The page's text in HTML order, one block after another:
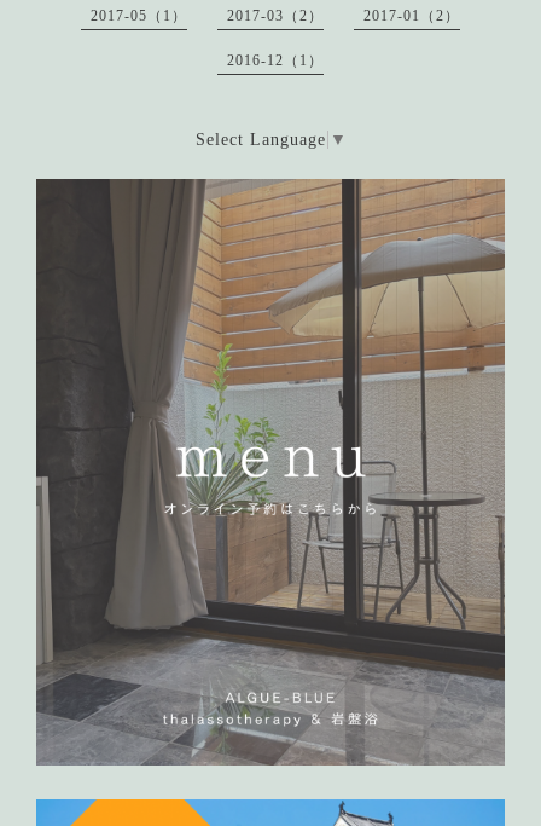
2017-05（1） 2017-03（2） 2017-01（2）
2016-12（1）
Select Language ▼